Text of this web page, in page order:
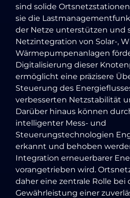
sind solide
sie die
der Netze unterstützen und
Netzintegration von Solar-,
Wärmepumpenanlagen
Digitalisierung dieser
ermöglicht eine präzisere
Steuerung des
verbesserten Netzstabilität
Darüber hinaus können
intelligenter Mess- und
Steuerungstechnologien
erkannt und behoben
Integration erneuerbarer
vorangetrieben wird.
daher eine zentrale Rolle bei
Gewährleistung einer